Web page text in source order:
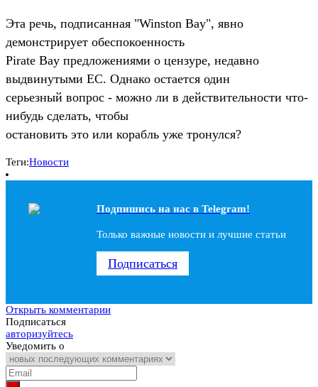
Эта речь, подписанная "Winston Bay", явно
демонстрирует обеспокоенность
Pirate Bay предложениями о цензуре, недавно
выдвинутыми ЕС. Однако остается один
серьезный вопрос - можно ли в действительности что-
нибудь сделать, чтобы
остановить это или корабль уже тронулся?
Теги:Новости
Подпишись на наc в Telegram!
Только важные новости и лучшие статьи
Подписаться
Открыть комментарии
Подписаться
авторизуйтесь
Уведомить о